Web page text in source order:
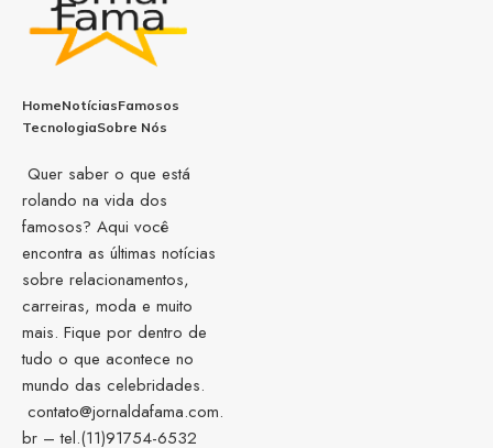
HomeNotíciasFamosos
TecnologiaSobre Nós
Quer saber o que está
rolando na vida dos
famosos? Aqui você
encontra as últimas notícias
sobre relacionamentos,
carreiras, moda e muito
mais. Fique por dentro de
tudo o que acontece no
mundo das celebridades.
contato@jornaldafama.com.
br – tel.(11)91754-6532